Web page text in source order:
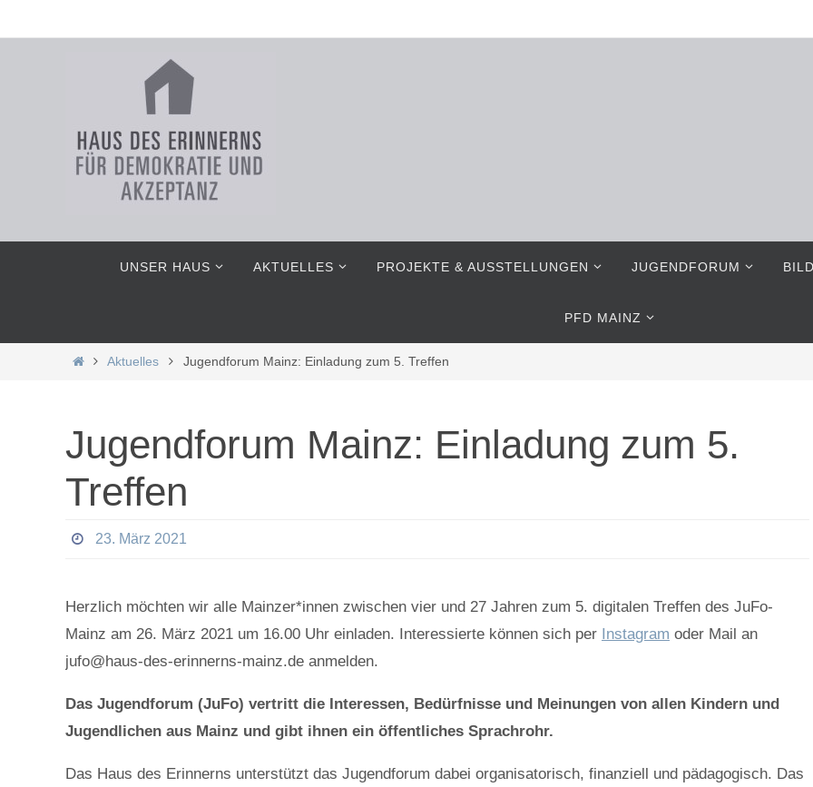
Inhalt
UNSER HAUS AKTUELLES PROJEKTE & AUSSTELLUNGEN JUGENDFORUM
PFD MAINZ
HomeAktuelles Jugendforum Mainz: Einladung zum 5. Treffen
Jugendforum Mainz: Einladung zum 5.
Treffen
23. März 2021
Herzlich möchten wir alle Mainzer*innen zwischen vier und 27 Jahren zum 5. digitalen Treffen des JuFo-
Mainz am 26. März 2021 um 16.00 Uhr einladen. Interessierte können sich per Instagram oder Mail an
jufo@haus-des-erinnerns-mainz.de anmelden.
Das Jugendforum (JuFo) vertritt die Interessen, Bedürfnisse und Meinungen von allen Kindern und
Jugendlichen aus Mainz und gibt ihnen ein öffentliches Sprachrohr.
Das Haus des Erinnerns unterstützt das Jugendforum dabei organisatorisch, finanziell und pädagogisch. Das